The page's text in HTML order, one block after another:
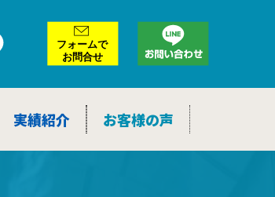
実績紹介 お客様の声